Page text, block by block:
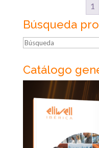
1
Búsqueda
Búsqueda
Catálogo